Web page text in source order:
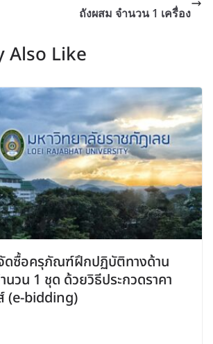
ถังผสม จำนวน 1 เครื่อง
Also Like
จัดซื้อครุภัณฑ์ฝึกปฏิบัติทางด้าน
วน 1 ชุด ด้วยวิธีประกวดราคา
(e-bidding)